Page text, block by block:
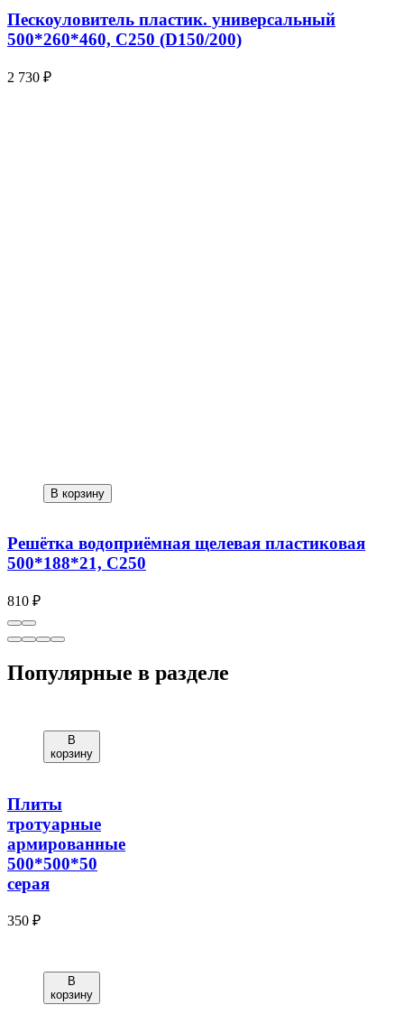
Пескоуловитель пластик. универсальный
500*260*460, С250 (D150/200)
2 730 ₽
В корзину
Решётка водоприёмная щелевая пластиковая
500*188*21, C250
810 ₽
Популярные в разделе
В
корзину
Плиты
тротуарные
армированные
500*500*50
серая
350 ₽
В
корзину